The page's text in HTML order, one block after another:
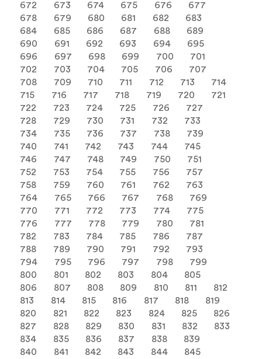
672
673 674 675 676
677
678
679 680 681 682
683
684
685 686 687 688
689
690
691 692 693 694
695
696
697 698 699 700
701
702
703 704 705 706
707
708
709 710 711 712 713
714
715
716 717 718 719 720
721
722
723 724 725 726
727
728
729 730 731 732
733
734
735 736 737 738
739
740
741 742 743 744
745
746
747 748 749 750
751
752
753 754 755 756
757
758
759 760 761 762
763
764
765 766 767 768
769
770
771 772 773 774
775
776
777 778 779 780
781
782
783 784 785 786
787
788
789 790 791 792
793
794
795 796 797 798
799
800
801 802 803 804
805
806
807 808 809 810 811
812
813
814 815 816 817 818
819
820
821 822 823 824 825
826
827
828 829 830 831 832
833
834
835 836 837 838
839
840
841 842 843 844
845